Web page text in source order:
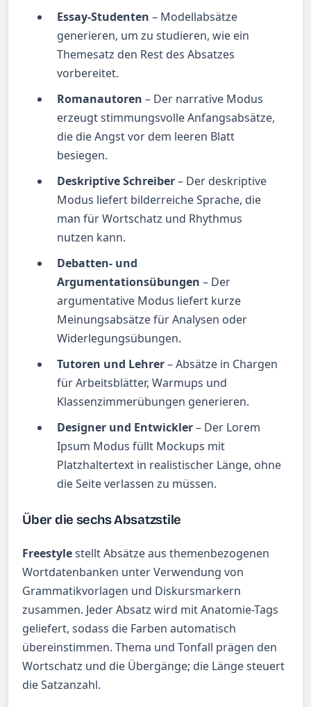
Essay-Studenten – Modellabsätze
generieren, um zu studieren, wie ein
Themesatz den Rest des Absatzes
vorbereitet.
Romanautoren – Der narrative Modus
erzeugt stimmungsvolle Anfangsabsätze,
die die Angst vor dem leeren Blatt
besiegen.
Deskriptive Schreiber– Der deskriptive
Modus liefert bilderreiche Sprache, die
man für Wortschatz und Rhythmus
nutzen kann.
Debatten- und
Argumentationsübungen – Der
argumentative Modus liefert kurze
Meinungsabsätze für Analysen oder
Widerlegungsübungen.
Tutoren und Lehrer– Absätze in Chargen
für Arbeitsblätter, Warmups und
Klassenzimmerübungen generieren.
Designer und Entwickler– Der Lorem
Ipsum Modus füllt Mockups mit
Platzhaltertext in realistischer Länge, ohne
die Seite verlassen zu müssen.
Über die sechs Absatzstile
Freestylestellt Absätze aus themenbezogenen
Wortdatenbanken unter Verwendung von
Grammatikvorlagen und Diskursmarkern
zusammen. Jeder Absatz wird mit Anatomie-Tags
geliefert, sodass die Farben automatisch
übereinstimmen. Thema und Tonfall prägen den
Wortschatz und die Übergänge; die Länge steuert
die Satzanzahl.